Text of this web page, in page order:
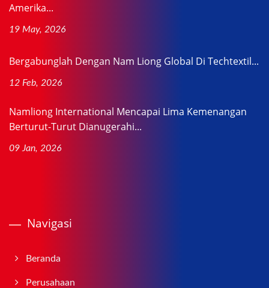
Amerika...
19 May, 2026
Bergabunglah Dengan Nam Liong Global Di Techtextil...
12 Feb, 2026
Namliong International Mencapai Lima Kemenangan
Berturut-Turut Dianugerahi...
09 Jan, 2026
Navigasi
Beranda
Perusahaan